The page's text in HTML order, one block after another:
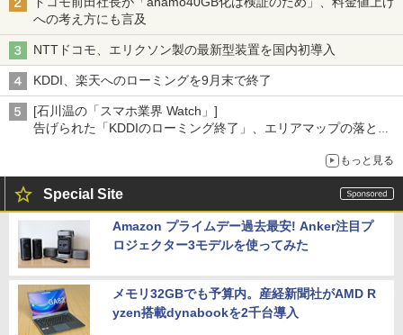
への考え方にも言及
NTTドコモ、エリクソン製の最新型装置を国内初導入
KDDI、楽天へのローミングを9月末で終了
[石川温の「スマホ業界 Watch」]
告げられた「KDDIのローミング終了」、エリアマップの落とし
もっと見る
Special Site
Amazon プライムデー過去最安! Anker注目プ
ロジェクター3モデルを使ってみた
メモリ32GBでも予算内。産経新聞社がAMD R
yzen搭載dynabookを2千台導入